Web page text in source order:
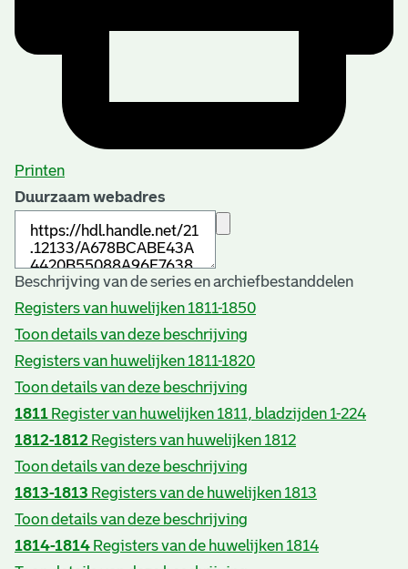
Printen
Duurzaam webadres
Beschrijving van de series en archiefbestanddelen
Registers van huwelijken 1811-1850
Toon details van deze beschrijving
Registers van huwelijken 1811-1820
Toon details van deze beschrijving
1811 Register van huwelijken 1811, bladzijden 1-224
1812-1812 Registers van huwelijken 1812
Toon details van deze beschrijving
1813-1813 Registers van de huwelijken 1813
Toon details van deze beschrijving
1814-1814 Registers van de huwelijken 1814